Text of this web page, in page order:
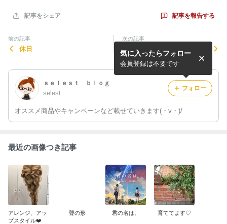
記事をシェア 記事を報告する
前の記事
休日
次の記事
ｓｅｌｅｓｔ ｂｌｏｇ
selest
オススメ商品やキャンペーンなど載せていきます(・v・)/
気に入ったらフォロー
会員登録は不要です
フォロー
最近の画像つき記事
アレンジ、アッ
プスタイル❤️
聲の形 君の名は。 育ててます♡